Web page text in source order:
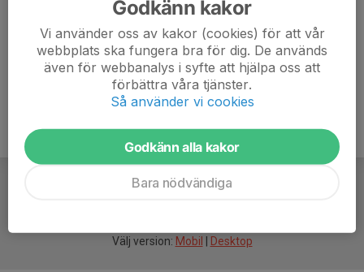
Välj version: Mobil Desktop
Godkänn kakor
Vi använder oss av kakor (cookies) för att vår
webbplats ska fungera bra för dig. De används
även för webbanalys i syfte att hjälpa oss att
förbättra våra tjänster.
Så använder vi cookies
Godkänn alla kakor
Bara nödvändiga